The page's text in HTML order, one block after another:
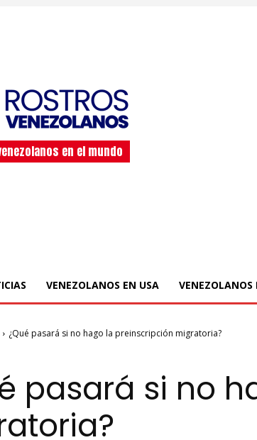
en el mundo
VENEZOLANOS EN USA VENEZOLANOS
¿Qué pasará si no hago la preinscripción migratoria?
pasará si no